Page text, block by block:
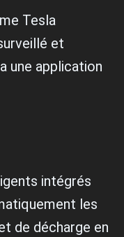
Tesla
et
une application
intégrés
les
de décharge en